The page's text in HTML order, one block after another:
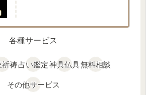
各種サービス
祈祷占い鑑定神具仏具無料相談
その他サービス